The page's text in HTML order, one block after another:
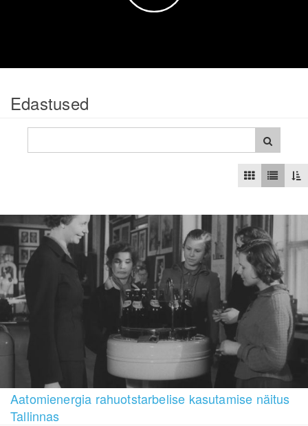
Edastused
Aatomienergia rahuotstarbelise kasutamise näitus
Tallinnas